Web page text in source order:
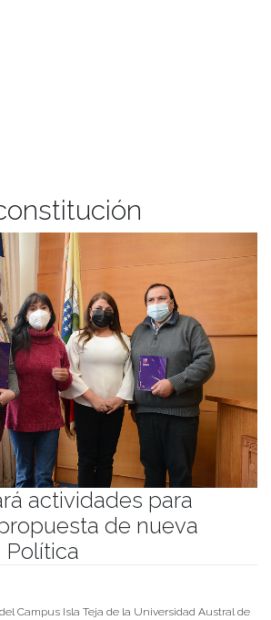
actividades para
de nueva
Política
Campus Isla Teja de la Universidad Austral de